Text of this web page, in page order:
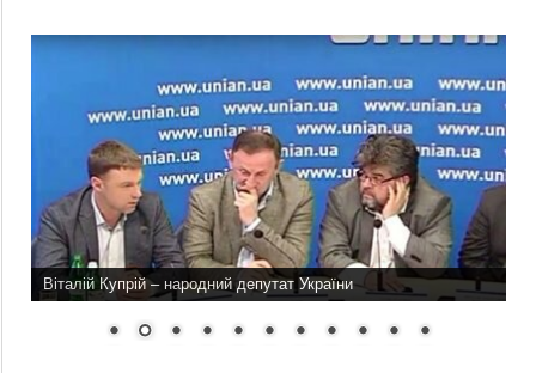
Віталій Купрій – народний депутат України